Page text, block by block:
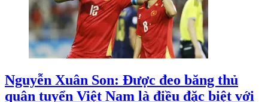
Nguyễn Xuân Son: Được đeo băng thủ
quân tuyển Việt Nam là điều đặc biệt với